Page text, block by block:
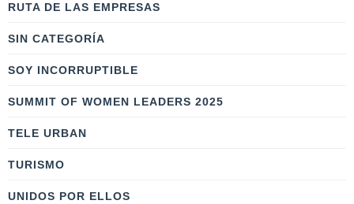
RUTA DE LAS EMPRESAS
SIN CATEGORÍA
SOY INCORRUPTIBLE
SUMMIT OF WOMEN LEADERS 2025
TELE URBAN
TURISMO
UNIDOS POR ELLOS